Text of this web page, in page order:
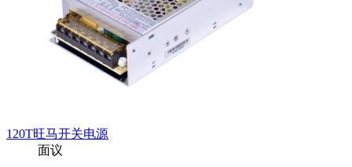
120T旺马开关电源
面议